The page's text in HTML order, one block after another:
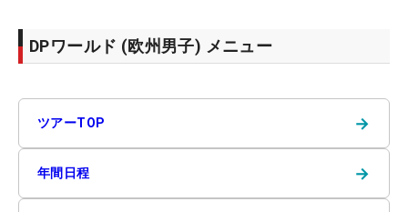
DPワールド (欧州男子) メニュー
ツアーTOP →
年間日程 →